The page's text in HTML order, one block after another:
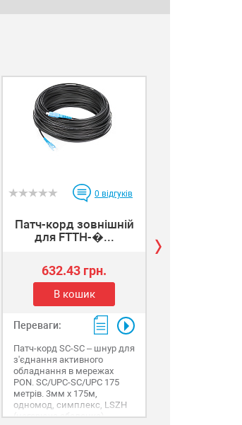
0 відгуків
Патч-корд зовнішній
для FTTH-�...
632.43 грн.
В кошик
Переваги:
Патч-корд SC-SC – шнур для
з'єднання активного
обладнання в мережах
PON. SC/UPC-SC/UPC 175
метрів. 3мм х 175м,
одномод, симплекс, LSZH
(негорюча оболонка),